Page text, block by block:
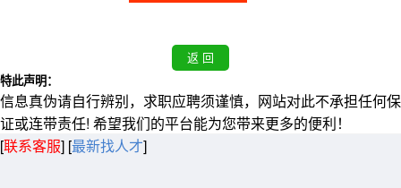
特此声明：
信息真伪请自行辨别，求职应聘须谨慎，网站对此不承担任何保
证或连带责任! 希望我们的平台能为您带来更多的便利！
[联系客服] [最新找人才]